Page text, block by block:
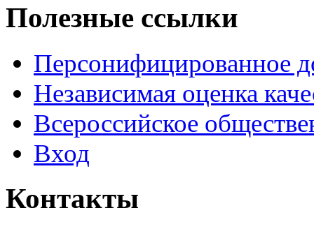
Полезные ссылки
Персонифицированное
Независимая оценка
Всероссийское
Вход
Контакты